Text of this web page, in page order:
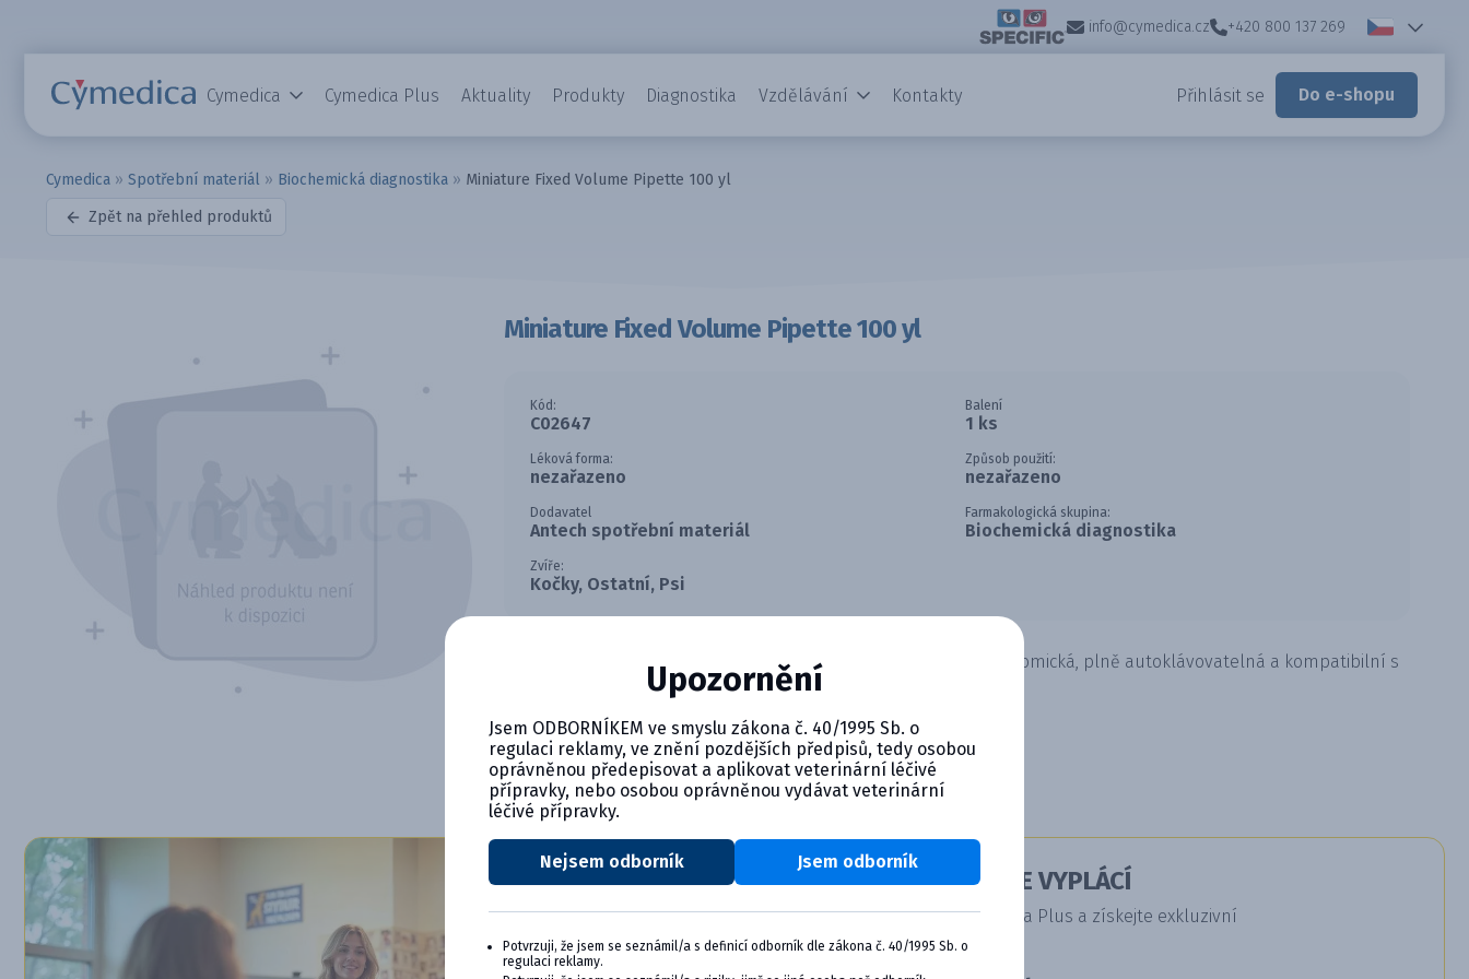
info@cymedica.cz +420 800 137 269
Cymedica Cymedica Plus Aktuality Produkty Diagnostika Vzdělávání Kontakty Přihlásit se Do e-shopu
Cymedica » Spotřební materiál » Biochemická diagnostika » Miniature Fixed Volume Pipette 100 yl
Zpět na přehled produktů
Miniature Fixed Volume Pipette 100 yl
Kód:
C02647
Balení
1 ks
Léková forma:
nezařazeno
Způsob použití:
nezařazeno
Dodavatel
Antech spotřební materiál
Farmakologická skupina:
Biochemická diagnostika
Zvíře:
Kočky, Ostatní, Psi
Miniaturní pipeta s objemem 100 µl pro přesné dávkování. Ergonomická, plně autoklávovatelná a kompatibilní s
CYMEDICA PLUS: VĚRNOST, KTERÁ SE VYPLÁCÍ
Staňte se členem věrnostního programu Cymedica Plus a získejte exkluzivní
výhody pro vaši veterinární praxi.
Upozornění
Jsem ODBORNÍKEM ve smyslu zákona č. 40/1995 Sb. o
regulaci reklamy, ve znění pozdějších předpisů, tedy osobou
oprávněnou předepisovat a aplikovat veterinární léčivé
přípravky, nebo osobou oprávněnou vydávat veterinární
léčivé přípravky.
Nejsem odborník Jsem odborník
Potvrzuji, že jsem se seznámil/a s definicí odborník dle zákona č. 40/1995 Sb. o
regulaci reklamy.